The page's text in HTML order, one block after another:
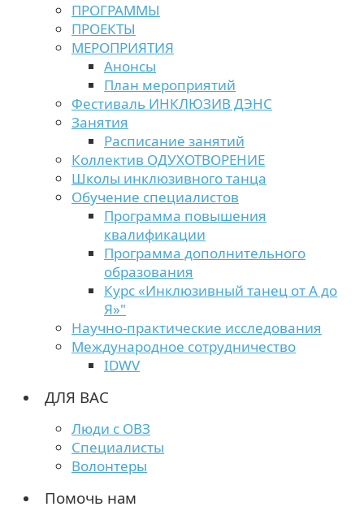
ПРОГРАММЫ
ПРОЕКТЫ
МЕРОПРИЯТИЯ
Анонсы
План мероприятий
Фестиваль ИНКЛЮЗИВ ДЭНС
Занятия
Расписание занятий
Коллектив ОДУХОТВОРЕНИЕ
Школы инклюзивного танца
Обучение специалистов
Программа повышения
квалификации
Программа дополнительного
образования
Курс «Инклюзивный танец от А до
Я»"
Научно-практические исследования
Международное сотрудничество
IDWV
ДЛЯ ВАС
Люди с ОВЗ
Специалисты
Волонтеры
Помочь нам